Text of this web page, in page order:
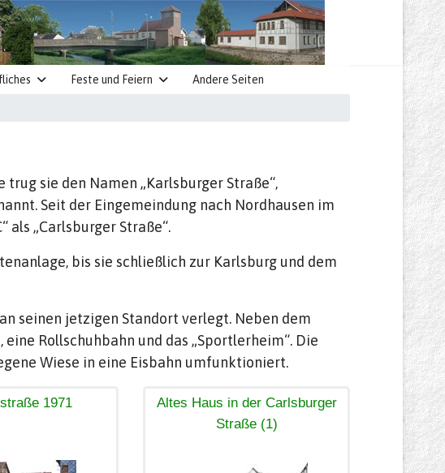
Feste und Feiern Andere Seiten
sie den Namen „Karlsburger Straße“,
Seit der Eingemeindung nach Nordhausen im
„Carlsburger Straße“.
bis sie schließlich zur Karlsburg und dem
seinen jetzigen Standort verlegt. Neben dem
Rollschuhbahn und das „Sportlerheim“. Die
Wiese in eine Eisbahn umfunktioniert.
1971
Altes Haus in der Carlsburger
Straße (1)